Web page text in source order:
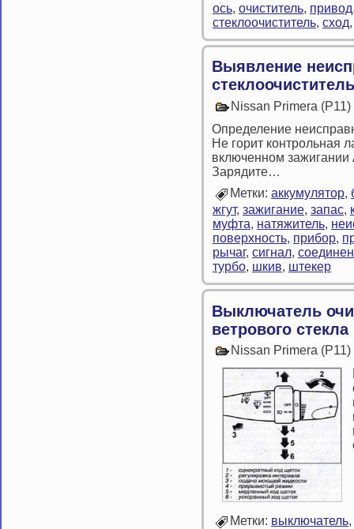
ось, очиститель, привод
стеклоочиститель, сход
Выявление
стеклоочиститель
Nissan Primera
Определение
Не горит контрольная
включенном
Зарядите…
Метки: аккумулятор,
жгут, зажигание, запас,
муфта, натяжитель,
поверхность, прибор,
рычаг, сигнал,
турбо, шкив, штекер
Выключатель
ветрового стекла
Nissan Primera
Метки: выключатель,